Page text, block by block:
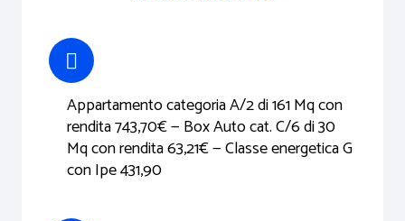
Appartamento categoria A/2 di 161 Mq con
rendita 743,70€ — Box Auto cat. C/6 di 30
Mq con rendita 63,21€ — Classe energetica G
con Ipe 431,90